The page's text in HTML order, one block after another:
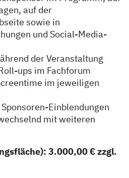
auf der
sowie in
und Social-Media-
der Veranstaltung
ups im Fachforum
im jeweiligen
Einblendungen
mit weiteren
3.000,00 € zzgl.